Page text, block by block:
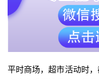
平时商场，超市活动时